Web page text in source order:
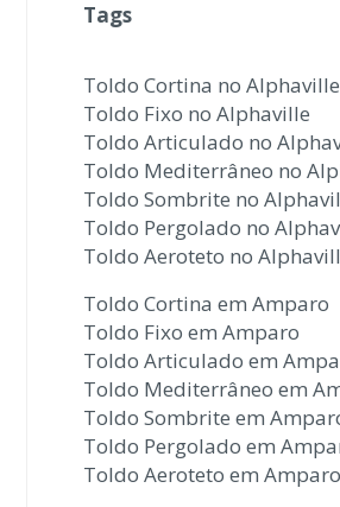
Tags
Toldo Cortina no Alphaville
Toldo Fixo no Alphaville
Toldo Articulado no
Toldo Mediterrâneo no
Toldo Sombrite no
Toldo Pergolado no
Toldo Aeroteto no
Toldo Cortina em Amparo
Toldo Fixo em Amparo
Toldo Articulado em
Toldo Mediterrâneo em
Toldo Sombrite em
Toldo Pergolado em
Toldo Aeroteto em Amparo